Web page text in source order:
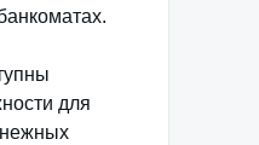
для